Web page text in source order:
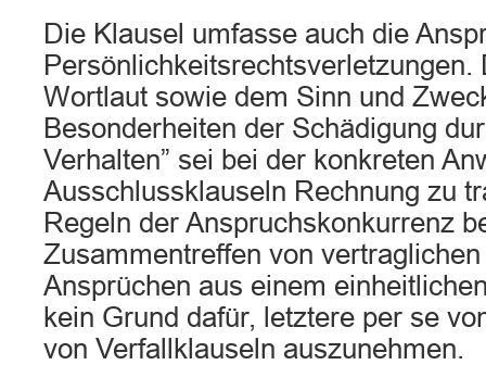
Die Klausel umfasse auch die
Wortlaut sowie dem Sinn und
Besonderheiten der Schädigung
Verhalten” sei bei der konkreten
Ausschlussklauseln Rechnung zu
Regeln der Anspruchskonkurrenz
Zusammentreffen von
Ansprüchen aus einem
kein Grund dafür, letztere per se
von Verfallklauseln auszunehmen.